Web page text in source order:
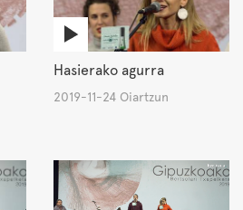
Hasierako agurra
2019-11-24 Oiartzun